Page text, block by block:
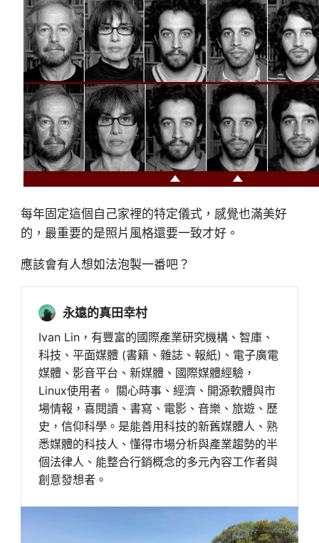
每年固定這個自己家裡的特定儀式，感覺也滿美好
的，最重要的是照片風格還要一致才好。
應該會有人想如法泡製一番吧？
永遠的真田幸村
Ivan Lin，有豐富的國際產業研究機構、智庫、
科技、平面媒體 (書籍、雜誌、報紙)、電子廣電
媒體、影音平台、新媒體、國際媒體經驗，
Linux使用者。 關心時事、經濟、開源軟體與市
場情報，喜閱讀、書寫、電影、音樂、旅遊、歷
史，信仰科學。是能善用科技的新舊媒體人、熟
悉媒體的科技人、懂得市場分析與產業趨勢的半
個法律人、能整合行銷概念的多元內容工作者與
創意發想者。